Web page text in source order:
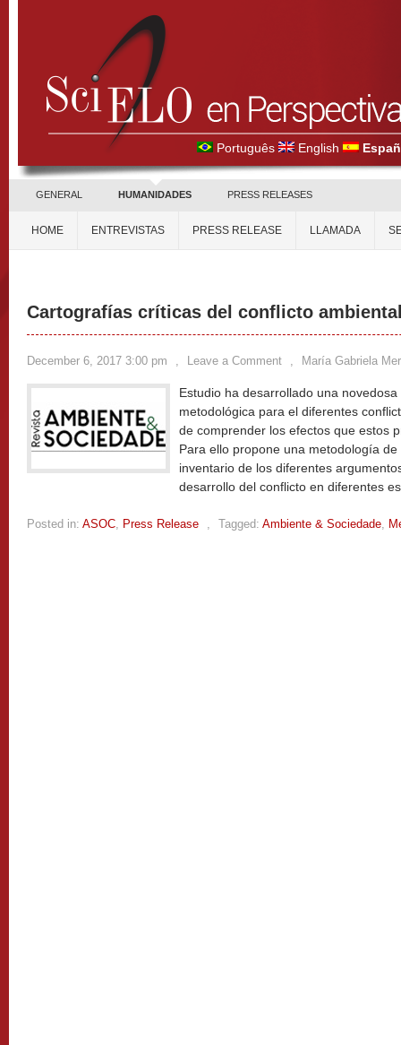
Português English
GENERAL HUMANIDADES PRESS RELEASES
HOME ENTREVISTAS PRESS RELEASE LLAMADA
Cartografías críticas del conflicto
December 6, 2017 3:00 pm , Leave a Comment , María Gabriela
Estudio ha desarrollado una
metodológica para el diferentes
de comprender los efectos que estos
Para ello propone una metodología
inventario de los diferentes
desarrollo del conflicto en diferentes
Posted in: ASOC, Press Release , Tagged: Ambiente & Sociedade,